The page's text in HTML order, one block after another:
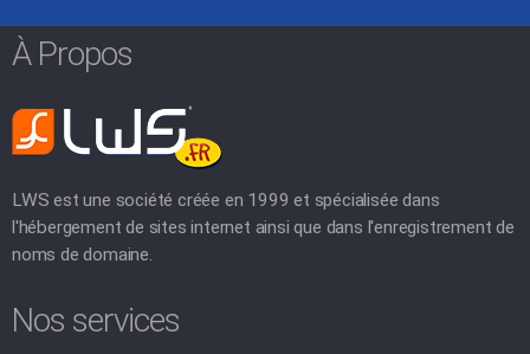
À Propos
LWS est une société créée en 1999 et spécialisée dans
l'hébergement de sites internet ainsi que dans l'enregistrement de
noms de domaine.
Nos services